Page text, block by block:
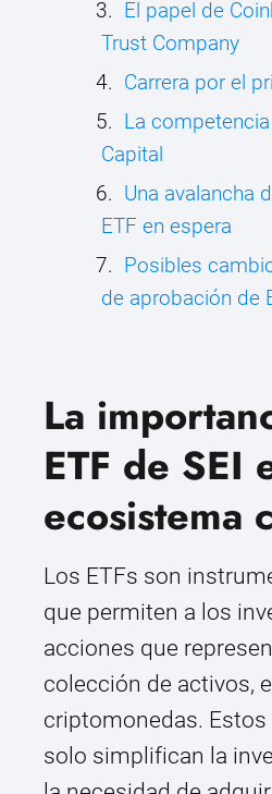
El papel de
Trust Company
Carrera por el
La
Capital
Una avalancha
ETF en espera
Posibles
de aprobación de
La
ETF de SEI
ecosistema
Los ETFs son
que permiten a los
acciones que
colección de activos,
criptomonedas.
solo simplifican la